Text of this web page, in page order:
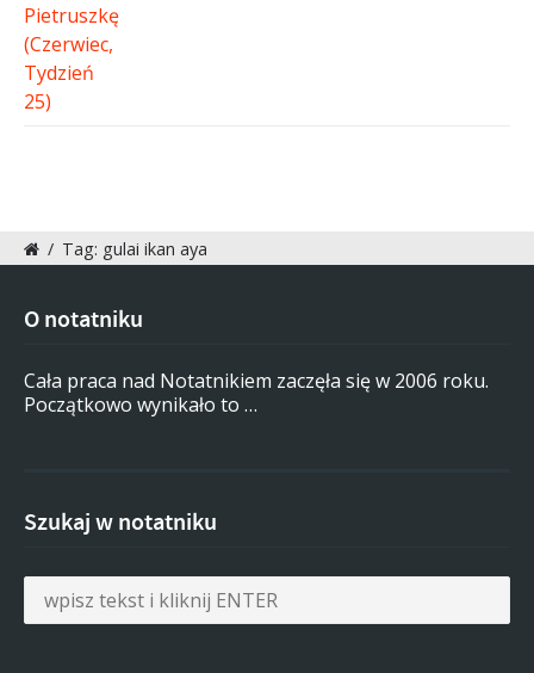
/ Tag: gulai ikan aya
O notatniku
Cała praca nad Notatnikiem zaczęła się w 2006 roku.
Początkowo wynikało to …
Szukaj w notatniku